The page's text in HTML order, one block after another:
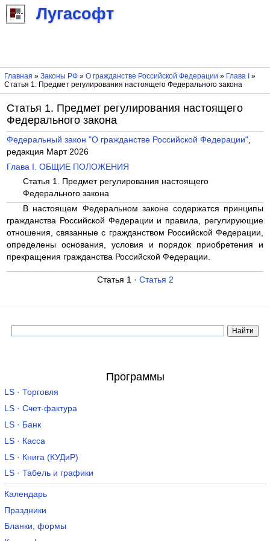
Лугасофт
Главная » Законы РФ» О гражданстве Российской Федерации » Глава I
»
Статья 1. Предмет регулирования настоящего Федерального закона
Статья 1. Предмет регулирования настоящего
Федерального закона
Федеральный закон "О гражданстве Российской Федерации",
редакция Март 2026
Глава I. ОБЩИЕ ПОЛОЖЕНИЯ
Статья 1. Предмет регулирования настоящего
Федерального закона
В настоящем Федеральном законе содержатся принципы
гражданства Российской Федерации и правила, регулирующие
отношения, связанные с гражданством Российской Федерации,
определены основания, условия и порядок приобретения и
прекращения гражданства Российской Федерации.
Статья 1 · Статья 2
Программы
LS · Торговля
LS · Счет-фактура
LS · Банк
LS · Касса
LS · Книга (КУДиР)
LS · Табель и графики
Календарь
Праздники
Бланки, формы